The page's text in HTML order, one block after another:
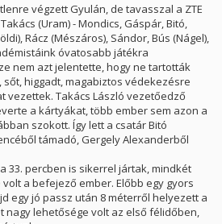
végzett Gyulán, de tavasszal a ZTE
(Uram) - Mondics, Gáspár, Bitó,
Rácz (Mészáros), Sándor, Bús (Nágel),
óvatosabb játékra
nem azt jelentette, hogy ne tartották
higgadt, magabiztos védekezésre
vezettek. Takács László vezetőedző
a kártyákat, több ember sem azon a
szokott. Így lett a csatár Bitó
támadó, Gergely Alexanderből
33. percben is sikerrel jártak, mindkét
a befejező ember. Előbb egy gyors
egy jó passz után 8 méterről helyezett a
nagy lehetősége volt az első félidőben,